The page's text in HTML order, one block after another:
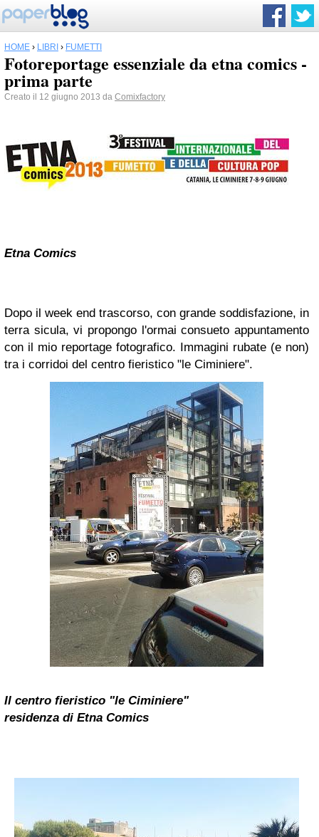
HOME › LIBRI › FUMETTI
Fotoreportage essenziale da etna comics -
prima parte
Creato il 12 giugno 2013 da Comixfactory
Etna Comics
Dopo il week end trascorso, con grande soddisfazione, in
terra sicula, vi propongo l'ormai consueto appuntamento
con il mio reportage fotografico. Immagini rubate (e non)
tra i corridoi del centro fieristico "le Ciminiere".
Il centro fieristico "le Ciminiere"
residenza di Etna Comics